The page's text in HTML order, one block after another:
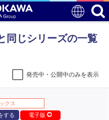
同じシリーズの一覧
発売中・公開中のみを表示
クス
する
電子版